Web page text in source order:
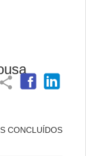
share
CONCLUÍDOS